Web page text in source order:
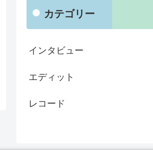
カテゴリー
インタビュー
エディット
レコード